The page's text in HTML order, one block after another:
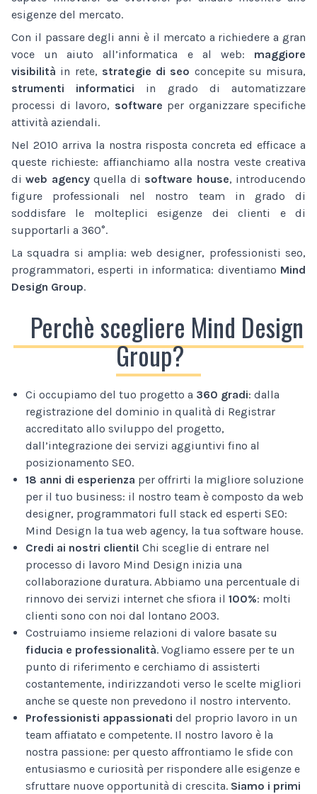
esigenze del mercato.
Con il passare degli anni è il mercato a richiedere a gran
voce un aiuto all’informatica e al web: maggiore
visibilità in rete, strategie di seo concepite su misura,
strumenti informatici in grado di automatizzare
processi di lavoro, software per organizzare specifiche
attività aziendali.
Nel 2010 arriva la nostra risposta concreta ed efficace a
queste richieste: affianchiamo alla nostra veste creativa
diweb agencyquella di software house, introducendo
figure professionali nel nostro team in grado di
soddisfare le molteplici esigenze dei clienti e di
supportarli a 360°.
La squadra si amplia: web designer, professionisti seo,
programmatori, esperti in informatica: diventiamo Mind
Design Group.
Perchè scegliere Mind Design
Group?
Ci occupiamo del tuo progetto a 360 gradi: dalla
registrazione del dominio in qualità di Registrar
accreditato allo sviluppo del progetto,
dall’integrazione dei servizi aggiuntivi fino al
posizionamento SEO.
18 anni di esperienza per offrirti la migliore soluzione
per il tuo business: il nostro team è composto da web
designer, programmatori full stack ed esperti SEO:
Mind Design la tua web agency, la tua software house.
Credi ai nostri clienti! Chi sceglie di entrare nel
processo di lavoro Mind Design inizia una
collaborazione duratura. Abbiamo una percentuale di
rinnovo dei servizi internet che sfiora il 100%: molti
clienti sono con noi dal lontano 2003.
Costruiamo insieme relazioni di valore basate su
fiducia e professionalità. Vogliamo essere per te un
punto di riferimento e cerchiamo di assisterti
costantemente, indirizzandoti verso le scelte migliori
anche se queste non prevedono il nostro intervento.
Professionisti appassionati del proprio lavoro in un
team affiatato e competente. Il nostro lavoro è la
nostra passione: per questo affrontiamo le sfide con
entusiasmo e curiosità per rispondere alle esigenze e
sfruttare nuove opportunità di crescita. Siamo i primi